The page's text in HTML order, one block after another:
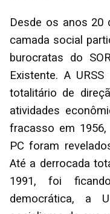
Desde os anos 20
camada social
burocratas do
Existente. A
totalitário de
atividades
fracasso em
PC foram
Até a derrocada
1991, foi
democrática, a